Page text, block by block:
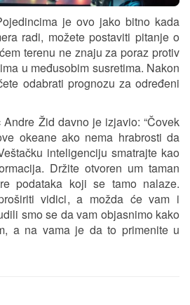
je ovo jako bitno kada
radi, možete postaviti pitanje o
terenu ne znaju za poraz protiv
u međusobim susretima. Nakon
odabrati prognozu za određeni
Žid davno je izjavio: “Čovek
okeane ako nema hrabrosti da
inteligenciju smatrajte kao
Držite otvoren um taman
podataka koji se tamo nalaze.
vidici, a možda će vam i
smo se da vam objasnimo kako
a na vama je da to primenite u